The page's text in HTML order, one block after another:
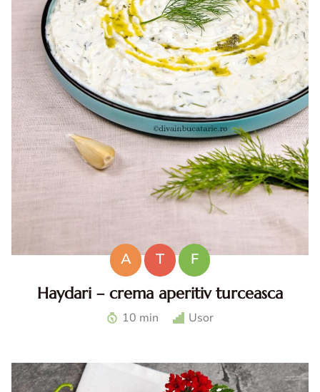
A T
F
Haydari – crema aperitiv turceasca
Haydari. Haydari reteta. Haydari turcesc. Ccrema aperitiv
turceasca. Sos haydari. Aperitiv cu iaurt.
10 min Usor